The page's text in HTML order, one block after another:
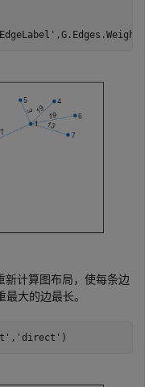
新计算图布局，使每条边
大的边最长。
, 'direct' )